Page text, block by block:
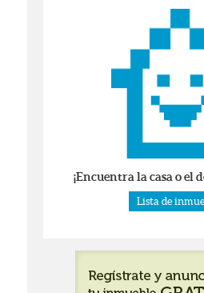
¡Encuentra la casa o el
Lista de